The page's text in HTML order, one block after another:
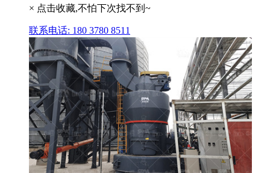
× 点击收藏,不怕下次找不到~
联系电话: 180 3780 8511